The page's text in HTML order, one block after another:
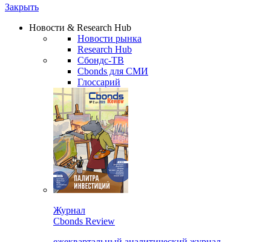
Watchlist
Сбондс Люди
Новости & Research Hub
Новости рынка
Research Hub
Сбондс-ТВ
Cbonds для СМИ
Глоссарий